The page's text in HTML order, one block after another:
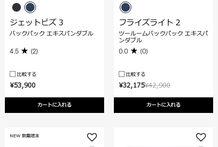
¥53,900
カートに入れる
ジェットビズ 3
バックパック エキスパンダブル
4.5 (2)
比較する
¥42,900
¥32,175
カートに入れる
フライズライト 2
ツールームバックパック エキスパ
ンダブル
0.0 (0)
比較する
NEW 数量限定